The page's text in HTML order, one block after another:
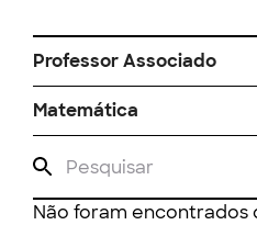
Professor Associado
Matemática
Não foram encontrados